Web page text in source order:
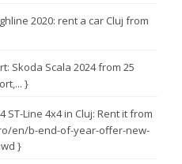
2020: rent a car Cluj from
Skoda Scala 2024 from 25
}
ST-Line 4x4 in Cluj: Rent it from
en/b-end-of-year-offer-new-
}